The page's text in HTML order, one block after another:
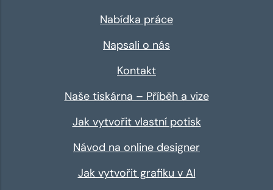
Nabídka práce
Napsali o nás
Kontakt
Naše tiskárna – Příběh a vize
Jak vytvořit vlastní potisk
Návod na online designer
Jak vytvořit grafiku v AI